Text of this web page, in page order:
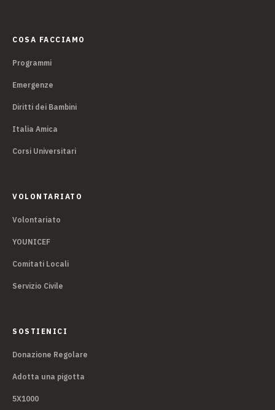
COSA FACCIAMO
Programmi
Emergenze
Diritti dei Bambini
Italia Amica
Corsi Universitari
VOLONTARIATO
Volontariato
YOUNICEF
Comitati Locali
Servizio Civile
SOSTIENICI
Donazione Regolare
Adotta una pigotta
5X1000